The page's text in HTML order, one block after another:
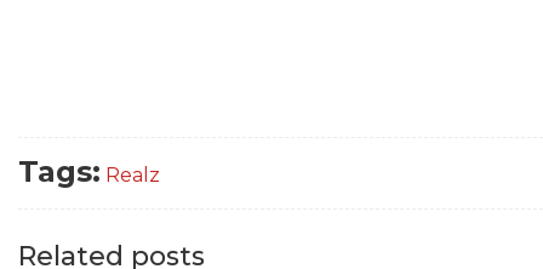
Tags: Realz
Related posts